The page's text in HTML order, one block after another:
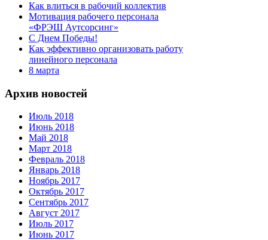
Как влиться в рабочий коллектив
Мотивация рабочего персонала
«ФРЭШ Аутсорсинг»
С Днем Победы!
Как эффективно организовать работу
линейного персонала
8 марта
Архив новостей
Июль 2018
Июнь 2018
Май 2018
Март 2018
Февраль 2018
Январь 2018
Ноябрь 2017
Октябрь 2017
Сентябрь 2017
Август 2017
Июль 2017
Июнь 2017